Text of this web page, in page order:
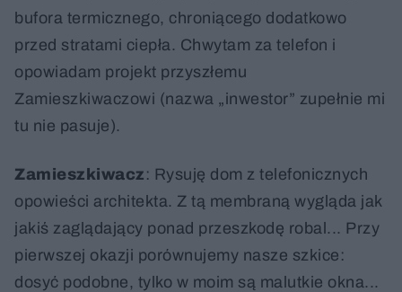
bufora termicznego, chroniącego dodatkowo
przed stratami ciepła. Chwytam za telefon i
opowiadam projekt przyszłemu
Zamieszkiwaczowi (nazwa „inwestor” zupełnie mi
tu nie pasuje).
Zamieszkiwacz : Rysuję dom z telefonicznych
opowieści architekta. Z tą membraną wygląda jak
jakiś zaglądający ponad przeszkodę robal... Przy
pierwszej okazji porównujemy nasze szkice:
dosyć podobne, tylko w moim są malutkie okna...